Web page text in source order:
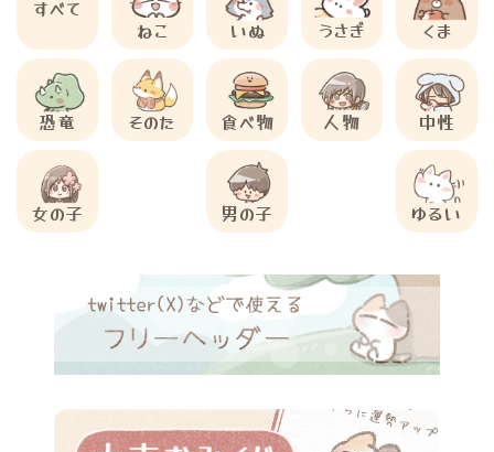
すべて
ねこ
いぬ うさぎ くま
恐竜 そのた 食べ物 人物 中性
女の子 男の子 ゆるい